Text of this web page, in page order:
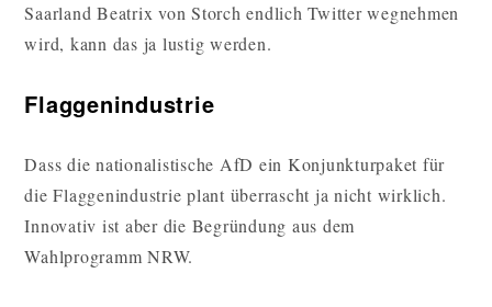
Saarland Beatrix von Storch endlich Twitter wegnehmen
wird, kann das ja lustig werden.
Flaggenindustrie
Dass die nationalistische AfD ein Konjunkturpaket für
die Flaggenindustrie plant überrascht ja nicht wirklich.
Innovativ ist aber die Begründung aus dem
Wahlprogramm NRW.